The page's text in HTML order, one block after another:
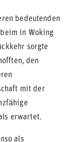
bedeutenden
in Woking
sorgte
den
mit der
erwartet.
als